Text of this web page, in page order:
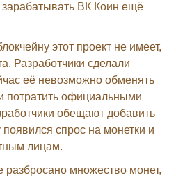
ВК Коин ещё
этот проект не имеет,
Разработчики сделали
её невозможно обменять
потратить официальными
обещают добавить
спрос на монетки и
лицам.
разбросано множество монет,